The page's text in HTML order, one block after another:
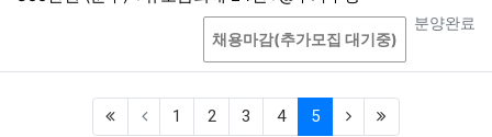
법령에 따라 일정기간 저장된 후 혹은 즉시 파기됩니다. 이
때, 데이터베이스로 옮겨진 개인정보는 법령에 의한 경우가
아니고서는 다른 목적으로 이용되지 않습니다.
파기기한
이용자의 개인정보는 해당 보유기간이 경과된 경우에는 보
유기간의 종료일로부터 5영업일 이내에, 개인정보의 처리
진행상태
분양완료
상담
채용마감(추가모집 대기중)
(first) 1 2 3 4 5(current)
(next)